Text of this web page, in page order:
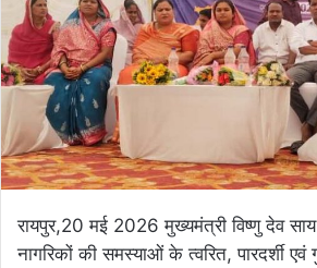
रायपुर,20 मई 2026 मुख्यमंत्री विष्णु देव
नागरिकों की समस्याओं के त्वरित, पारदर्शी एवं